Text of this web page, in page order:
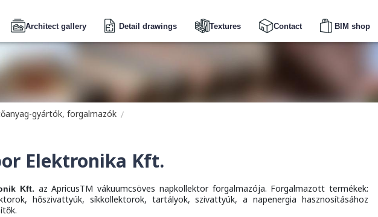
Architect gallery Detail drawings Textures Contact BIM shop
gyártók, forgalmazók
Elektronika Kft.
Kft. az ApricusTM vákuumcsöves napkollektor forgalmazója. Forgalmazott termékek:
hőszivattyúk, síkkollektorok, tartályok, szivattyúk, a napenergia hasznosításához